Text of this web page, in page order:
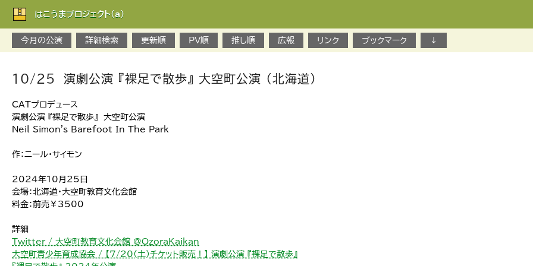
はこうまプロジェクト(a)
今月の公演 詳細検索 更新順 PV順 推し順 広報 リンク ブックマーク ↓
10/25 演劇公演 『裸足で散歩』 大空町公演 （北海道）
CATプロデュース
演劇公演 『裸足で散歩』 大空町公演
Neil Simon's Barefoot In The Park
作：ニール・サイモン
2024年10月25日
会場：北海道・大空町教育文化会館
料金：前売￥3500
詳細
Twitter / 大空町教育文化会館 @OzoraKaikan
大空町青少年育成協会 / 【7/20(土)チケット販売！】 演劇公演 『裸足で散歩』